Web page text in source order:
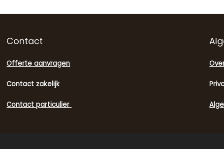
Contact
Offerte aanvragen
Contact zakelijk
Contact particulier